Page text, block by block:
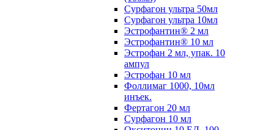
Сурфагон ультра 50мл
Сурфагон ультра 10мл
Эстрофантин® 2 мл
Эстрофантин® 10 мл
Эстрофан 2 мл, упак. 10
ампул
Эстрофан 10 мл
Фоллимаг 1000, 10мл
инъек.
Фертагон 20 мл
Сурфагон 10 мл